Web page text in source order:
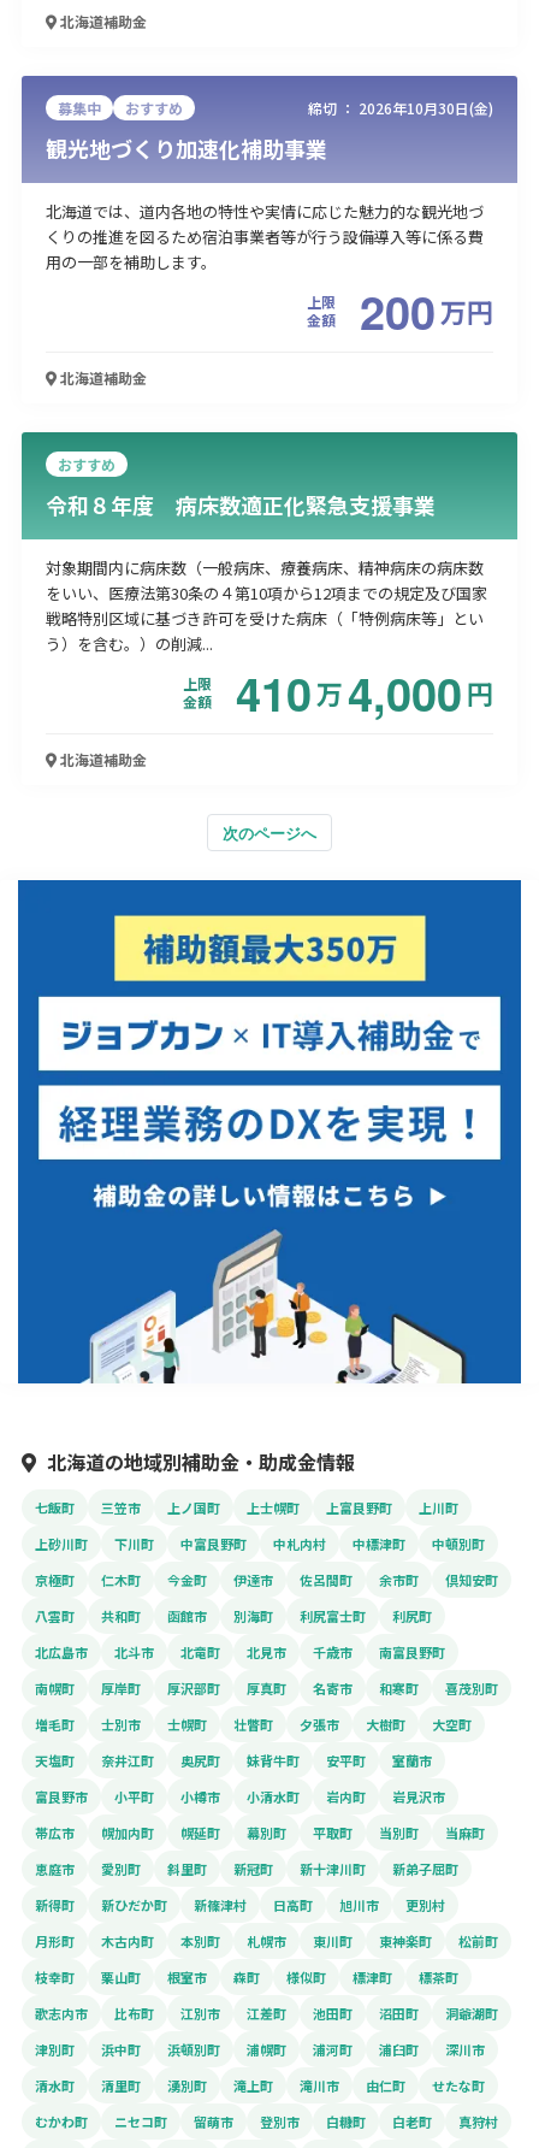
北海道補助金
募集中 おすすめ 締切 ： 2026年10月30日(金)
観光地づくり加速化補助事業
北海道では、道内各地の特性や実情に応じた魅力的な観光地づ
くりの推進を図るため宿泊事業者等が行う設備導入等に係る費
用の一部を補助します。
上限
金額
200万円
北海道補助金
おすすめ
令和８年度 病床数適正化緊急支援事業
対象期間内に病床数（一般病床、療養病床、精神病床の病床数
をいい、医療法第30条の４第10項から12項までの規定及び国家
戦略特別区域に基づき許可を受けた病床（「特例病床等」とい
う）を含む。）の削減...
上限
金額
410万4,000円
北海道補助金
次のページへ
北海道の地域別補助金・助成金情報
七飯町 三笠市 上ノ国町 上士幌町 上富良野町
上川町
上砂川町
下川町 中富良野町 中札内村 中標津町
中頓別町
京極町
仁木町 今金町 伊達市 佐呂間町 余市町
倶知安町
八雲町
共和町 函館市 別海町 利尻富士町
利尻町
北広島市
北斗市 北竜町 北見市 千歳市
南富良野町
南幌町
厚岸町 厚沢部町 厚真町 名寄市 和寒町
喜茂別町
増毛町
士別市 士幌町 壮瞥町 夕張市 大樹町
大空町
天塩町
奈井江町 奥尻町 妹背牛町 安平町
室蘭市
富良野市
小平町 小樽市 小清水町 岩内町
岩見沢市
帯広市
幌加内町 幌延町 幕別町 平取町 当別町
当麻町
恵庭市
愛別町 斜里町 新冠町 新十津川町
新弟子屈町
新得町
新ひだか町 新篠津村 日高町 旭川市
更別村
月形町
木古内町 本別町 札幌市 東川町 東神楽町
松前町
枝幸町
栗山町 根室市 森町 様似町 標津町
標茶町
歌志内市
比布町 江別市 江差町 池田町 沼田町
洞爺湖町
津別町
浜中町 浜頓別町 浦幌町 浦河町 浦臼町
深川市
清水町
清里町 湧別町 滝上町 滝川市 由仁町
せたな町
むかわ町
ニセコ町 留萌市 登別市 白糠町 白老町
真狩村